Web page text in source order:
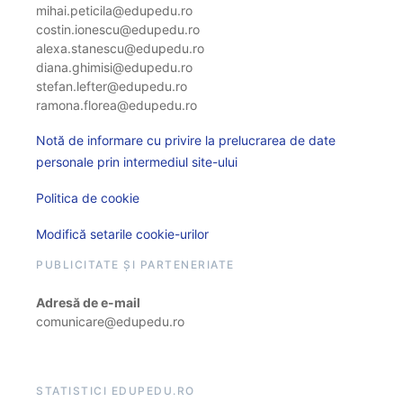
mihai.peticila@edupedu.ro
costin.ionescu@edupedu.ro
alexa.stanescu@edupedu.ro
diana.ghimisi@edupedu.ro
stefan.lefter@edupedu.ro
ramona.florea@edupedu.ro
Notă de informare cu privire la prelucrarea de date
personale prin intermediul site-ului
Politica de cookie
Modifică setarile cookie-urilor
PUBLICITATE ȘI PARTENERIATE
Adresă de e-mail
comunicare@edupedu.ro
STATISTICI EDUPEDU.RO